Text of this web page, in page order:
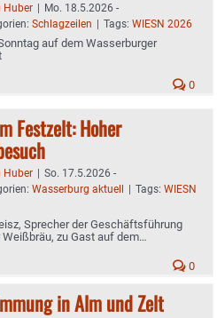
Huber | Mo. 18.5.2026 -
Schlagzeilen | Tags: WIESN 2026
auf dem Wasserburger
0
Festzelt: Hoher
Huber | So. 17.5.2026 -
Wasserburg aktuell | Tags: WIESN
Sprecher der Geschäftsführung
Weißbräu, zu Gast auf dem
0
in Alm und Zelt